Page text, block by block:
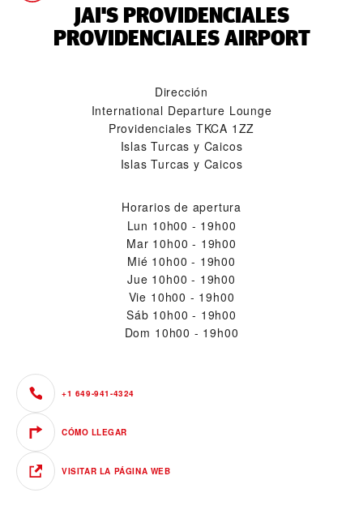
‭JAI'S PROVIDENCIALES
PROVIDENCIALES AIRPORT‬
Dirección
International Departure Lounge
Providenciales TKCA 1ZZ
Islas Turcas y Caicos
Islas Turcas y Caicos
Horarios de apertura
Lun 10h00 - 19h00
Mar 10h00 - 19h00
Mié 10h00 - 19h00
Jue 10h00 - 19h00
Vie 10h00 - 19h00
Sáb 10h00 - 19h00
Dom 10h00 - 19h00
+1 649-941-4324
CÓMO LLEGAR
VISITAR LA PÁGINA WEB